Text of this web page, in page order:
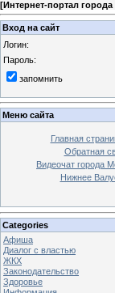
[Интернет-портал
Вход на сайт
Логин:
Пароль:
запомнить
Меню сайта
Главная
Обратная
Видеочат города
Нижнее
Categories
Афиша
Диалог с властью
ЖКХ
Законодательство
Здоровье